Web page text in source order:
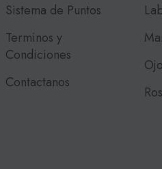
Sistema de Puntos
Terminos y
Condiciones
Contactanos